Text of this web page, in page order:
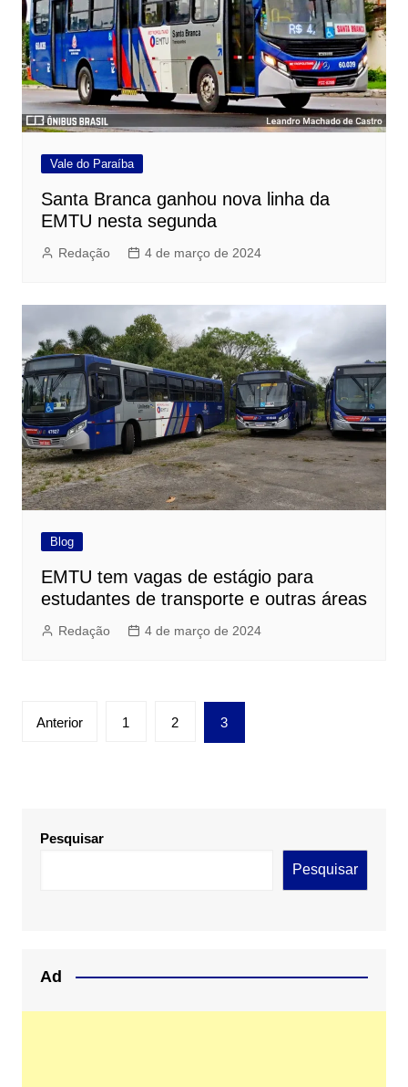
Vale do Paraíba
Santa Branca ganhou nova linha da
EMTU nesta segunda
Redação 4 de março de 2024
Blog
EMTU tem vagas de estágio para
estudantes de transporte e outras áreas
Redação 4 de março de 2024
Paginação
Anterior 1 2 3
Pesquisar
Pesquisar
Ad